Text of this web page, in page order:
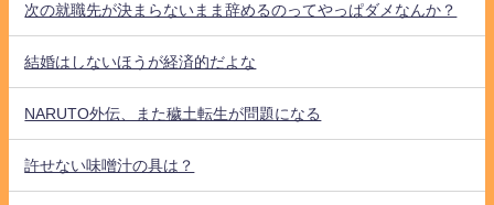
次の就職先が決まらないまま辞めるのってやっぱダメなんか？
結婚はしないほうが経済的だよな
NARUTO外伝、また穢土転生が問題になる
許せない味噌汁の具は？